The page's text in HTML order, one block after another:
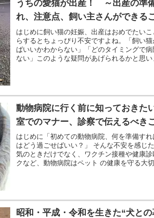
うちの愛猫が出産！ ～出産の準
れ、注意点、飼い主さんができる
はじめに飼い猫の妊娠、出産はおめでたい
らするとちょっぴり不安ですよね。「飼い
ばいいかわからない」「どのタイミングで
ない」このような疑問があげられるかと思い
動物病院に行く前に知っておきた
室でのマナー、診察で伝えるべき
はじめに「初めての動物病院、何を準備す
はどう過ごせばいい？」 そんな不安を感じ
気のときだけでなく、ワクチン接種や健康
クなど、動物病院はペット の健康を守る大切
昭和・平成・令和を生きた“犬と